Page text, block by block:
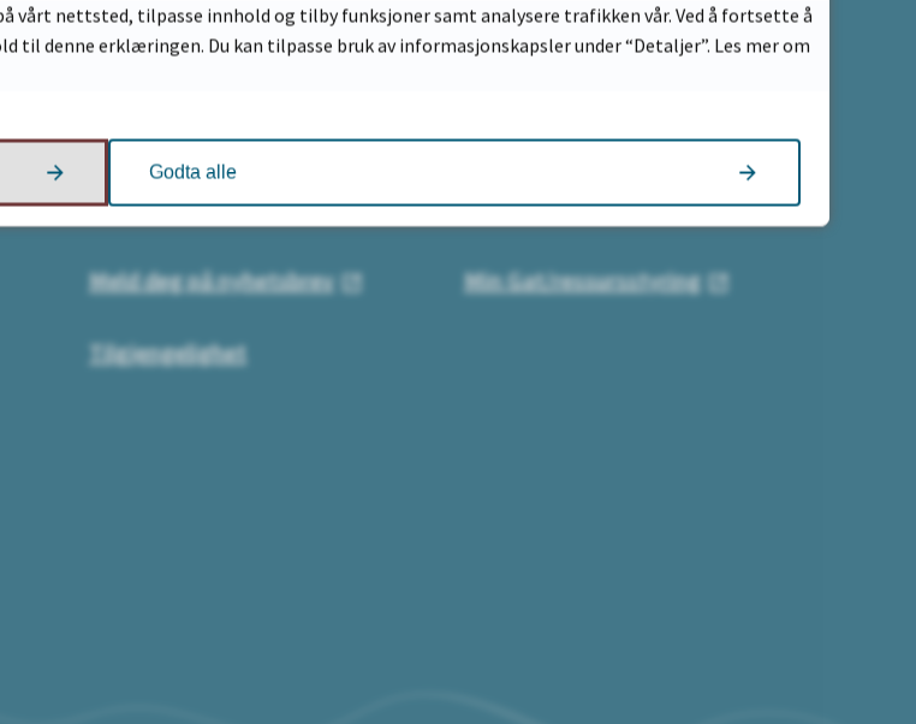
Jeg vil gifte meg
Skjemaportal
Send eller få faktura
Meld deg på nyhetsbrev
Tilgjengelighet
Logg på intranett
Nyttige lenker
For deg med hjemmekontor
Min Gat/ressursstyring
vårt nettsted, tilpasse innhold og tilby funksjoner samt analysere trafikken vår. Ved å fortsette å
denne erklæringen. Du kan tilpasse bruk av informasjonskapsler under “Detaljer”. Les mer om
Godta alle